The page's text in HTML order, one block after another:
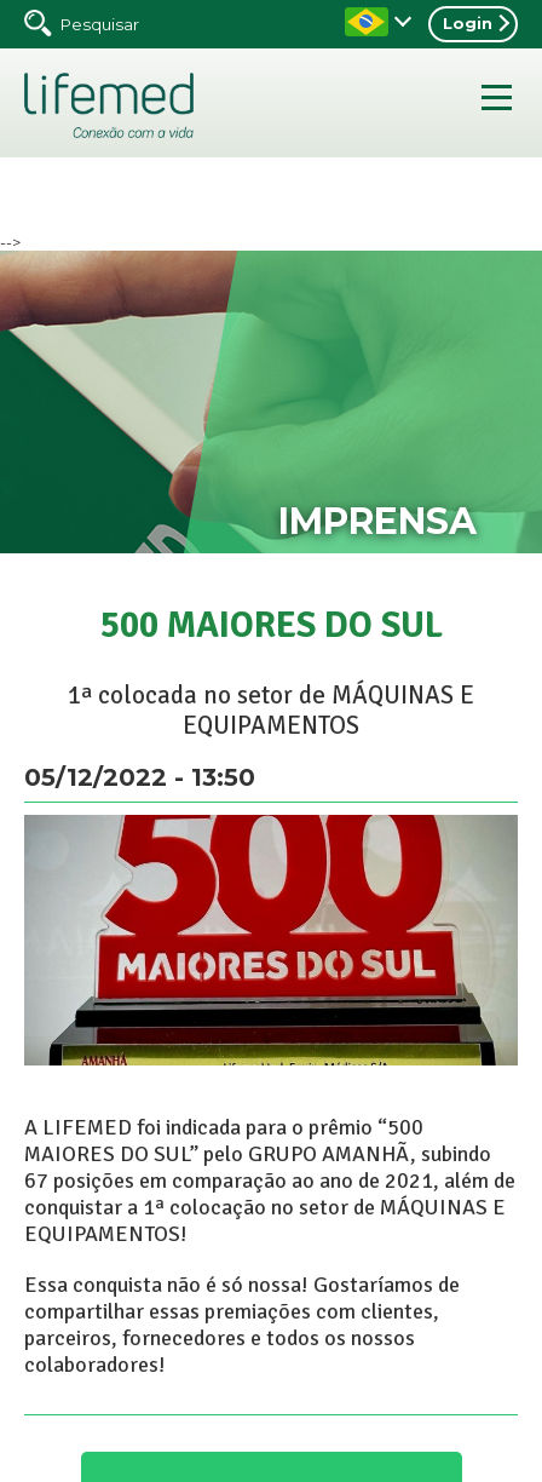
Login
-->
IMPRENSA
500 MAIORES DO SUL
1ª colocada no setor de MÁQUINAS E
EQUIPAMENTOS
05/12/2022 - 13:50
A LIFEMED foi indicada para o prêmio “500
MAIORES DO SUL” pelo GRUPO AMANHÃ, subindo
67 posições em comparação ao ano de 2021, além de
conquistar a 1ª colocação no setor de MÁQUINAS E
EQUIPAMENTOS!
Essa conquista não é só nossa! Gostaríamos de
compartilhar essas premiações com clientes,
parceiros, fornecedores e todos os nossos
colaboradores!